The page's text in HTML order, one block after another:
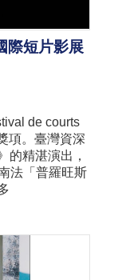
際短片影展
de courts
項。臺灣資深
的精湛演出，
法「普羅旺斯